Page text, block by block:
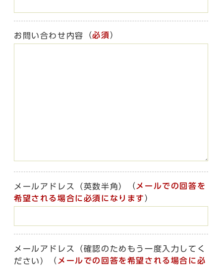
お問い合わせ内容 （必須）
メールアドレス（英数半角） （ メールでの回答を
希望される場合に必須になります ）
メールアドレス（確認のためもう一度入力してく
ださい）
（ メールでの回答を希望される場合に必